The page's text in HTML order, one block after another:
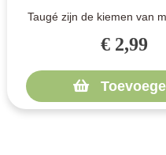
Taugé zijn de kiemen van
sojaboon g..
€ 2,99